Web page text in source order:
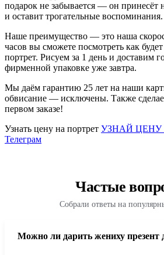
подарок не забывается — он
и оставит трогательные воспоминания.
Наше преимущество — это наша
часов вы сможете посмотреть как
портрет. Рисуем за 1 день и доставим
фирменной упаковке уже завтра.
Мы даём гарантию 25 лет на наши
обвисание — исключены. Также
первом заказе!
Узнать цену на портрет УЗНАЙ ЦЕНУ
Телеграм
Частые
Собрали ответы на
Можно ли дарить жениху презент